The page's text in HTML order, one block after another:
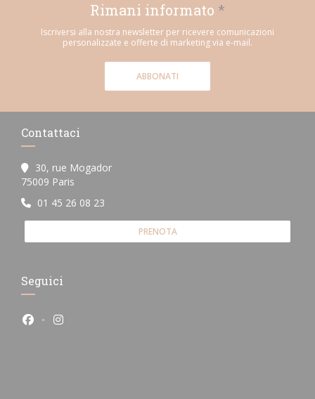
Rimani informato *
Iscriversi alla nostra newsletter per ricevere comunicazioni
personalizzate e offerte di marketing via e-mail.
ABBONATI
Contattaci
30, rue Mogador
75009 Paris
01 45 26 08 23
PRENOTA
Seguici
Facebook ((apre una nuova finestra))
Instagram ((apre una nuova finestra))